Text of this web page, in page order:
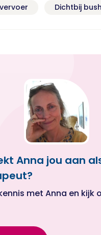
Dichtbij
Anna jou aan
met Anna en kijk